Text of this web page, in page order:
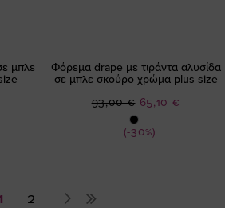
μπλε
Φόρεμα drape με τιράντα αλυσίδα
σε μπλε σκούρο χρώμα plus size
(-30%)
Ειδική
65,10 €
93,00 €
Σελίδα
2 Σελίδα
Επόμενο